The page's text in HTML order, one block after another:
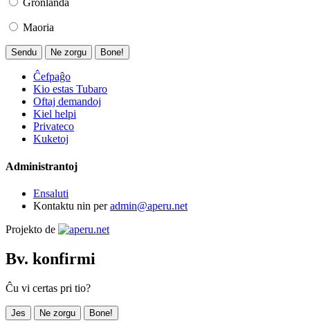
Gronlanda
Maoria
Sendu Ne zorgu Bone!
Ĉefpaĝo
Kio estas Tubaro
Oftaj demandoj
Kiel helpi
Privateco
Kuketoj
Administrantoj
Ensaluti
Kontaktu nin peradmin@aperu.net
Projekto de
Bv. konfirmi
Ĉu vi certas pri tio?
Jes Ne zorgu Bone!